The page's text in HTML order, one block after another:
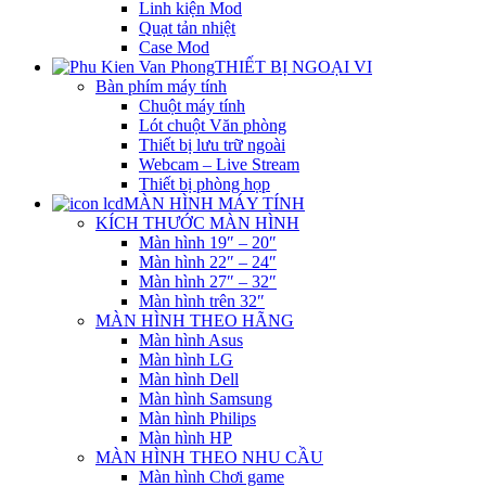
Linh kiện Mod
Quạt tản nhiệt
Case Mod
THIẾT BỊ NGOẠI VI
Bàn phím máy tính
Chuột máy tính
Lót chuột Văn phòng
Thiết bị lưu trữ ngoài
Webcam – Live Stream
Thiết bị phòng họp
MÀN HÌNH MÁY TÍNH
KÍCH THƯỚC MÀN HÌNH
Màn hình 19″ – 20″
Màn hình 22″ – 24″
Màn hình 27″ – 32″
Màn hình trên 32″
MÀN HÌNH THEO HÃNG
Màn hình Asus
Màn hình LG
Màn hình Dell
Màn hình Samsung
Màn hình Philips
Màn hình HP
MÀN HÌNH THEO NHU CẦU
Màn hình Chơi game